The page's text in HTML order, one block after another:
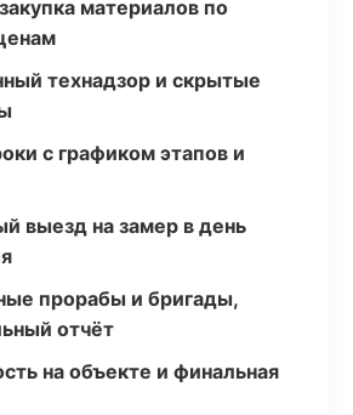
материалов по
технадзор и скрытые
с графиком этапов и
выезд на замер в день
прорабы и бригады,
отчёт
на объекте и финальная